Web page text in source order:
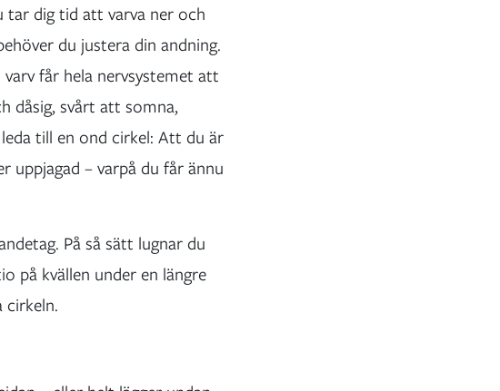
tar dig tid att varva ner och
du justera din andning.
får hela nervsystemet att
dåsig, svårt att somna,
till en ond cirkel: Att du är
uppjagad – varpå du får ännu
På så sätt lugnar du
på kvällen under en längre
cirkeln.